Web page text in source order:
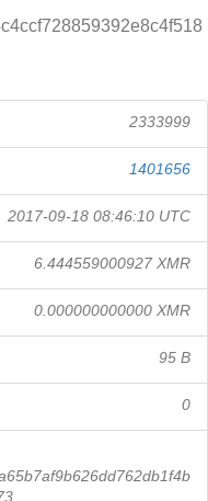
2333999
1401656
2017-09-18 08:46:10 UTC
6.444559000927 XMR
0.000000000000 XMR
95 B
0